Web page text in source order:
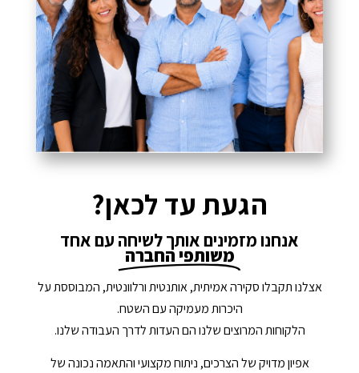
הגעת עד לכאן?
אנחנו מזמינים אותך לשיחה עם אחד
משותפי החברה
אצלנו תקבלו סקירה אמיתית, אותנטית ורלוונטית, המבוססת על
היכרות מעמיקה עם השטח.
הלקוחות המרוצים שלנו הם העדות לדרך העבודה שלנו.
אפיון מדויק של הצרכים, ניתוח מקצועי והתאמה נכונה של